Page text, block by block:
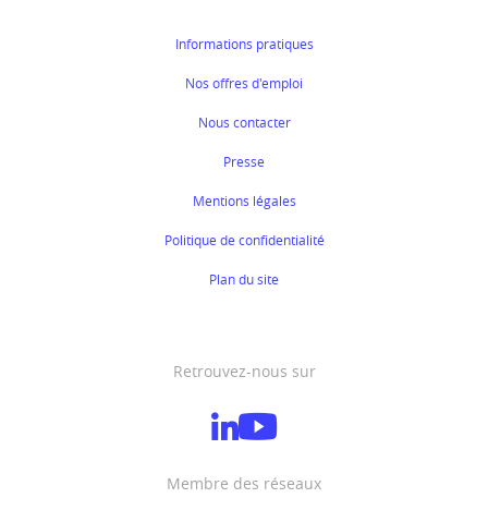
Informations pratiques
Nos offres d'emploi
Nous contacter
Presse
Mentions légales
Politique de confidentialité
Plan du site
Retrouvez-nous sur
Membre des réseaux